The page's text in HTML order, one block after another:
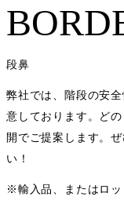
段鼻
弊社では、階段の安
意しております。ど
開でご提案します。
い！
※輸入品、またはロッ